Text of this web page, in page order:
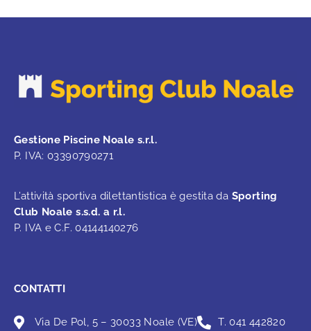
Gestione Piscine Noale s.r.l.
P. IVA: 03390790271
L’attività sportiva dilettantistica è gestita da Sporting
Club Noale s.s.d. a r.l.
P. IVA e C.F. 04144140276
CONTATTI
Via De Pol, 5 – 30033 Noale (VE)
T. 041 442820